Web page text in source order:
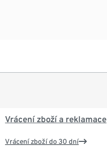
Vrácení zboží a reklamace
Vrácení zboží do 30 dní